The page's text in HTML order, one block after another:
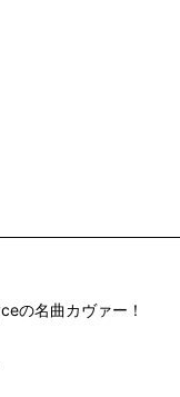
の名曲カヴァー！